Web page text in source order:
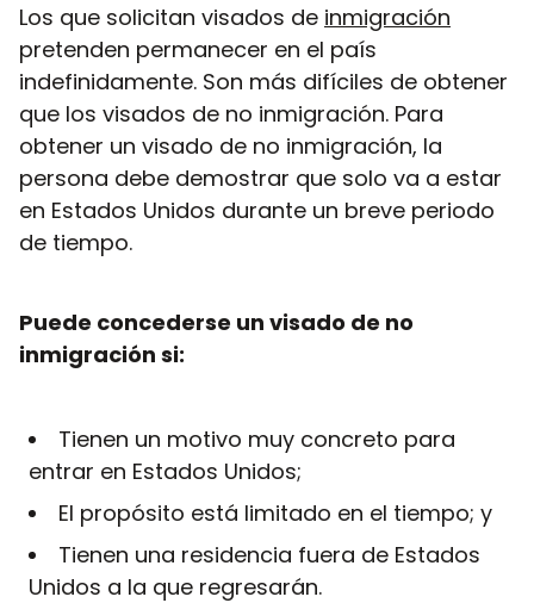
Los que solicitan visados de inmigración
pretenden permanecer en el país
indefinidamente. Son más difíciles de obtener
que los visados de no inmigración. Para
obtener un visado de no inmigración, la
persona debe demostrar que solo va a estar
en Estados Unidos durante un breve periodo
de tiempo.
Puede concederse un visado de no
inmigración si:
Tienen un motivo muy concreto para
entrar en Estados Unidos;
El propósito está limitado en el tiempo; y
Tienen una residencia fuera de Estados
Unidos a la que regresarán.